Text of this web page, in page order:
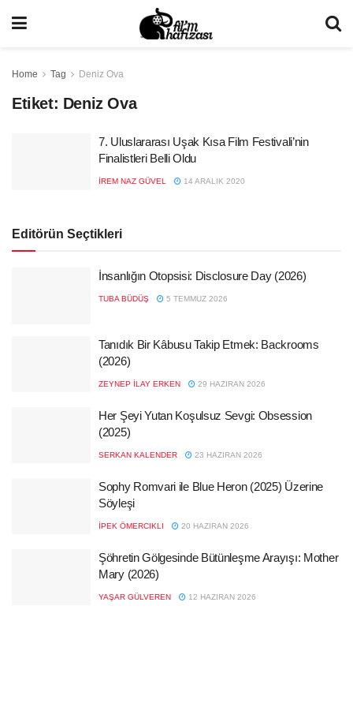
Home Tag Deniz Ova
Etiket: Deniz Ova
7. Uluslararası Uşak Kısa Film Festivali’nin
Finalistleri Belli Oldu
İREM NAZ GÜVEL 14 ARALIK 2020
Editörün Seçtikleri
İnsanlığın Otopsisi: Disclosure Day (2026)
TUBA BÜDÜŞ 5 TEMMUZ 2026
Tanıdık Bir Kâbusu Takip Etmek: Backrooms
(2026)
ZEYNEP İLAY ERKEN 29 HAZIRAN 2026
Her Şeyi Yutan Koşulsuz Sevgi: Obsession
(2025)
SERKAN KALENDER 23 HAZIRAN 2026
Sophy Romvari ile Blue Heron (2025) Üzerine
Söyleşi
İPEK ÖMERCIKLI 20 HAZIRAN 2026
Şöhretin Gölgesinde Bütünleşme Arayışı: Mother
Mary (2026)
YAŞAR GÜLVEREN 12 HAZIRAN 2026